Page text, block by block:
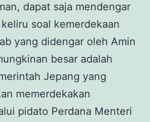
dapat saja mendengar
soal kemerdekaan
yang didengar oleh Amin
besar adalah
Jepang yang
memerdekakan
pidato Perdana Menteri